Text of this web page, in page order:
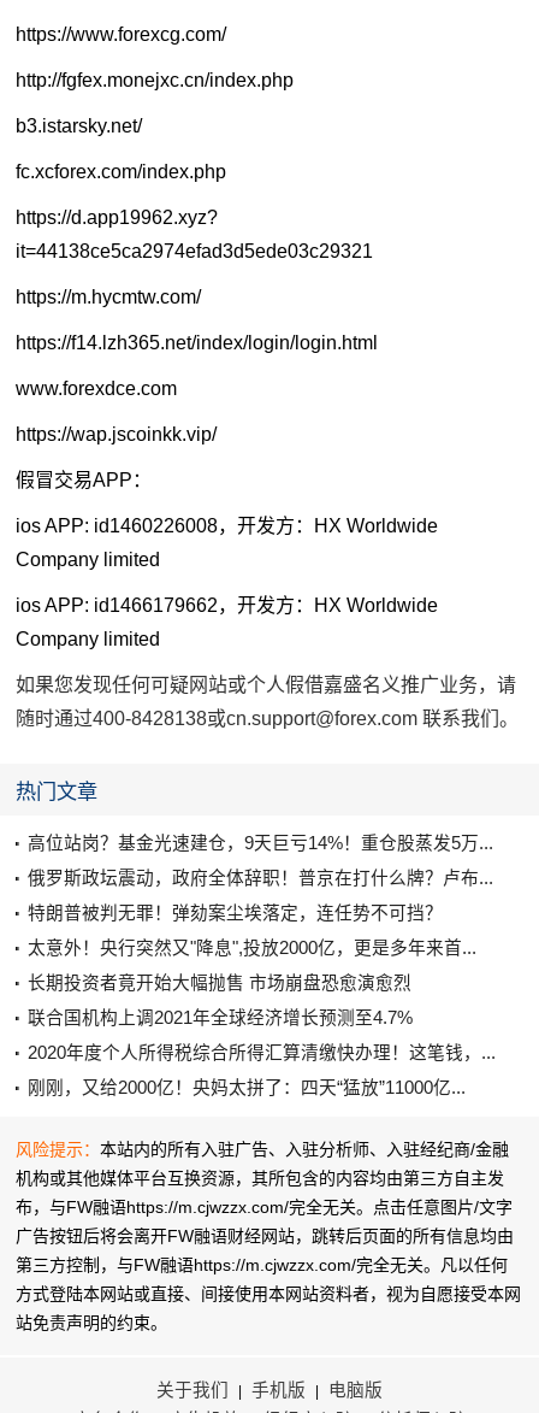
https://www.forexcg.com/
http://fgfex.monejxc.cn/index.php
b3.istarsky.net/
fc.xcforex.com/index.php
https://d.app19962.xyz?
it=44138ce5ca2974efad3d5ede03c29321
https://m.hycmtw.com/
https://f14.lzh365.net/index/login/login.html
www.forexdce.com
https://wap.jscoinkk.vip/
假冒交易APP：
ios APP: id1460226008，开发方：HX Worldwide
Company limited
ios APP: id1466179662，开发方：HX Worldwide
Company limited
如果您发现任何可疑网站或个人假借嘉盛名义推广业务，请
随时通过400-8428138或cn.support@forex.com 联系我们。
热门文章
高位站岗？基金光速建仓，9天巨亏14%！重仓股蒸发5万...
俄罗斯政坛震动，政府全体辞职！普京在打什么牌？卢布...
特朗普被判无罪！弹劾案尘埃落定，连任势不可挡？
太意外！央行突然又"降息",投放2000亿，更是多年来首...
长期投资者竟开始大幅抛售 市场崩盘恐愈演愈烈
联合国机构上调2021年全球经济增长预测至4.7%
2020年度个人所得税综合所得汇算清缴快办理！这笔钱，...
刚刚，又给2000亿！央妈太拼了：四天“猛放”11000亿...
风险提示：本站内的所有入驻广告、入驻分析师、入驻经纪商/金融
机构或其他媒体平台互换资源，其所包含的内容均由第三方自主发
布，与FW融语https://m.cjwzzx.com/完全无关。点击任意图片/文字
广告按钮后将会离开FW融语财经网站，跳转后页面的所有信息均由
第三方控制，与FW融语https://m.cjwzzx.com/完全无关。凡以任何
方式登陆本网站或直接、间接使用本网站资料者，视为自愿接受本网
站免责声明的约束。
关于我们 手机版
电脑版